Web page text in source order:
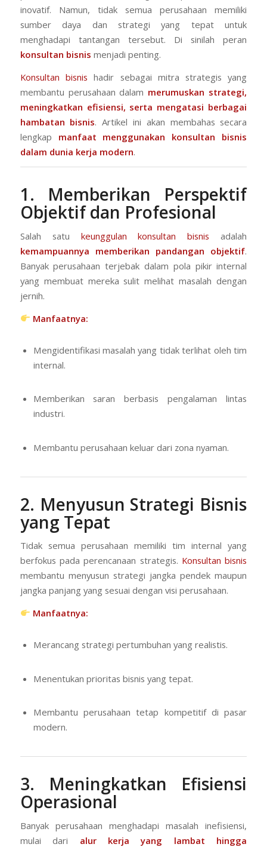
inovatif. Namun, tidak semua perusahaan memiliki
sumber daya dan strategi yang tepat untuk
menghadapi tantangan tersebut. Di sinilah peran
konsultan bisnis menjadi penting.
Konsultan bisnis hadir sebagai mitra strategis yang
membantu perusahaan dalam merumuskan strategi,
meningkatkan efisiensi, serta mengatasi berbagai
hambatan bisnis. Artikel ini akan membahas secara
lengkap manfaat menggunakan konsultan bisnis
dalam dunia kerja modern.
1. Memberikan Perspektif
Objektif dan Profesional
Salah satu keunggulan konsultan bisnis adalah
kemampuannya memberikan pandangan objektif.
Banyak perusahaan terjebak dalam pola pikir internal
yang membuat mereka sulit melihat masalah dengan
jernih.
Manfaatnya:
Mengidentifikasi masalah yang tidak terlihat oleh tim
internal.
Memberikan saran berbasis pengalaman lintas
industri.
Membantu perusahaan keluar dari zona nyaman.
2. Menyusun Strategi Bisnis
yang Tepat
Tidak semua perusahaan memiliki tim internal yang
berfokus pada perencanaan strategis. Konsultan bisnis
membantu menyusun strategi jangka pendek maupun
jangka panjang yang sesuai dengan visi perusahaan.
Manfaatnya:
Merancang strategi pertumbuhan yang realistis.
Menentukan prioritas bisnis yang tepat.
Membantu perusahaan tetap kompetitif di pasar
modern.
3. Meningkatkan Efisiensi
Operasional
Banyak perusahaan menghadapi masalah inefisiensi,
mulai dari alur kerja yang lambat hingga